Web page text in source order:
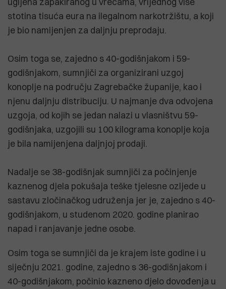
stotina tisuća eura na ilegalnom narkotržištu, a koji
je bio namijenjen za daljnju preprodaju.
Osim toga se, zajedno s 40-godišnjakom i 59-
godišnjakom, sumnjiči za organizirani uzgoj
konoplje na području Zagrebačke županije, kao i
njenu daljnju distribuciju. U najmanje dva odvojena
uzgoja, od kojih se jedan nalazi u vlasništvu 59-
godišnjaka, uzgojili su 100 kilograma konoplje koja
je bila namijenjena daljnjoj prodaji.
Nadalje se 38-godišnjak sumnjiči za počinjenje
kaznenog djela pokušaja teške tjelesne ozljede u
sastavu zločinačkog udruženja jer je, zajedno s 40-
godišnjakom, u studenom 2020. godine planirao
napad i ranjavanje jedne osobe.
Osim toga se sumnjiči da je krajem iste godine i u
siječnju 2021. godine, zajedno s 36-godišnjakom i
40-godišnjakom, počinio kazneno djelo dovođenja u